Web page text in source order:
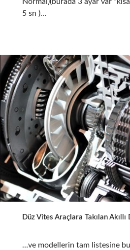
5 sn )…
Düz Vites Araçlara Takılan
…ve modellerin tam listesine